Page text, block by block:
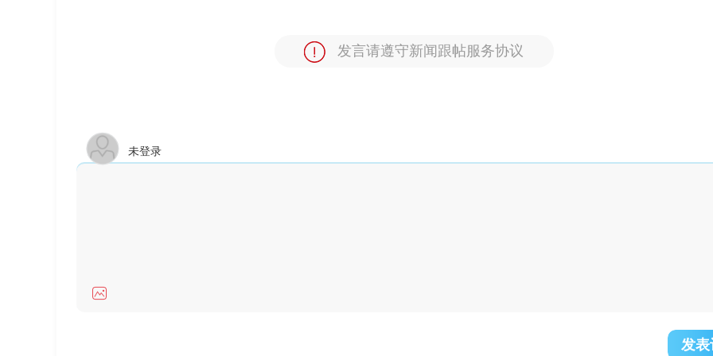
发言请遵守新闻跟帖服务协议
未登录
发表